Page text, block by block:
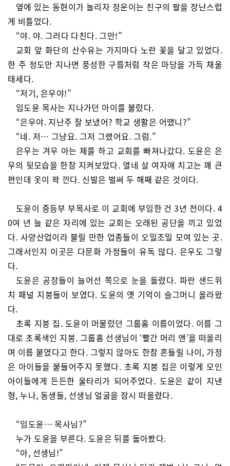
옆에 있는 동현이가 놀리자 정운이는 친구의 팔을 장난스럽
게 비틀었다.
“야. 야. 그러다 다친다. 그만!”
교회 앞 화단의 산수유는 가지마다 노란 꽃을 달고 있었다.
한 주 정도만 지나면 풍성한 구름처럼 작은 마당을 가득 채울
태세다.
“저기, 은우야!”
임도윤 목사는 지나가던 아이를 불렀다.
“은우야. 지난주 잘 보냈어? 학교 생활은 어땠니?”
“네. 저… 그냥요. 그저 그랬어요. 그럼.”
은우는 겨우 아는 체를 하고 교회를 빠져나갔다. 도윤은 은
우의 뒷모습을 한참 지켜보았다. 열네 살 여자애 치고는 꽤 큰
편인데 옷이 꽉 낀다. 신발은 벌써 두 해째 같은 것이다.
도윤이 중등부 부목사로 이 교회에 부임한 건 3년 전이다. 4
0여 년 늘 같은 자리에 있는 교회는 오래된 공단을 끼고 있었
다. 사양산업이라 불릴 만한 업종들이 오밀조밀 모여 있는 곳.
그래서인지 이곳은 다문화 가정들이 유독 많다. 은우도 그렇
다.
도윤은 공장들이 늘어선 쪽으로 눈을 돌렸다. 파란 샌드위
치 패널 지붕들이 보였다. 도윤의 옛 기억이 슬그머니 올라왔
다.
초록 지붕 집. 도윤이 머물렀던 그룹홈 이름이었다. 이름 그
대로 초록색인 지붕. 그룹홈 선생님이 ‘빨간 머리 앤’을 떠올리
며 이름 붙였다고 한다. 그렇지 않아도 한참 흔들릴 나이, 가정
은 아이들을 붙들어주지 못했다. 초록 지붕 집은 이렇게 모인
아이들에게 든든한 울타리가 되어주었다. 도윤은 같이 지낸
형, 누나, 동생들, 선생님 얼굴을 잠시 떠올렸다.
“임도윤… 목사님?”
누가 도윤을 부른다. 도윤은 뒤를 돌아봤다.
“아, 선생님!”